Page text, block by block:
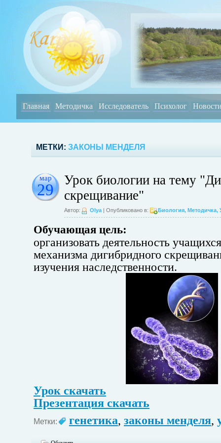
Главная Методичка Исследователь Психолог
МЕТКИ: ЗАКОНЫ МЕНДЕЛЯ
мар
29
Урок биологии на тему
скрещивание"
Автор: Olya | Опубликовано в: Биология, Методичка,
Обучающая цель:
организовать деятельность
механизма дигибридного
изучения наследственности.
Урок скачать
Презентация скачать
Метки: генетика, законы менделя,